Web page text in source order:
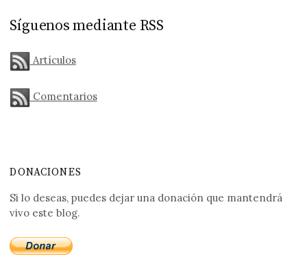
Síguenos mediante RSS
Artículos
Comentarios
DONACIONES
Si lo deseas, puedes dejar una donación que mantendrá
vivo este blog.